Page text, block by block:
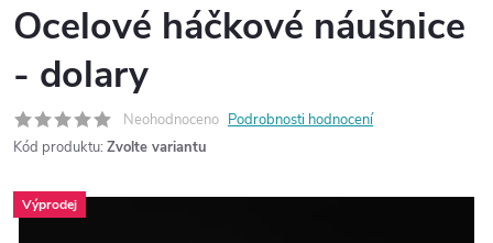
Ocelové háčkové náušnice
- dolary
Neohodnoceno Podrobnosti hodnocení
Kód produktu: Zvolte variantu
Výprodej